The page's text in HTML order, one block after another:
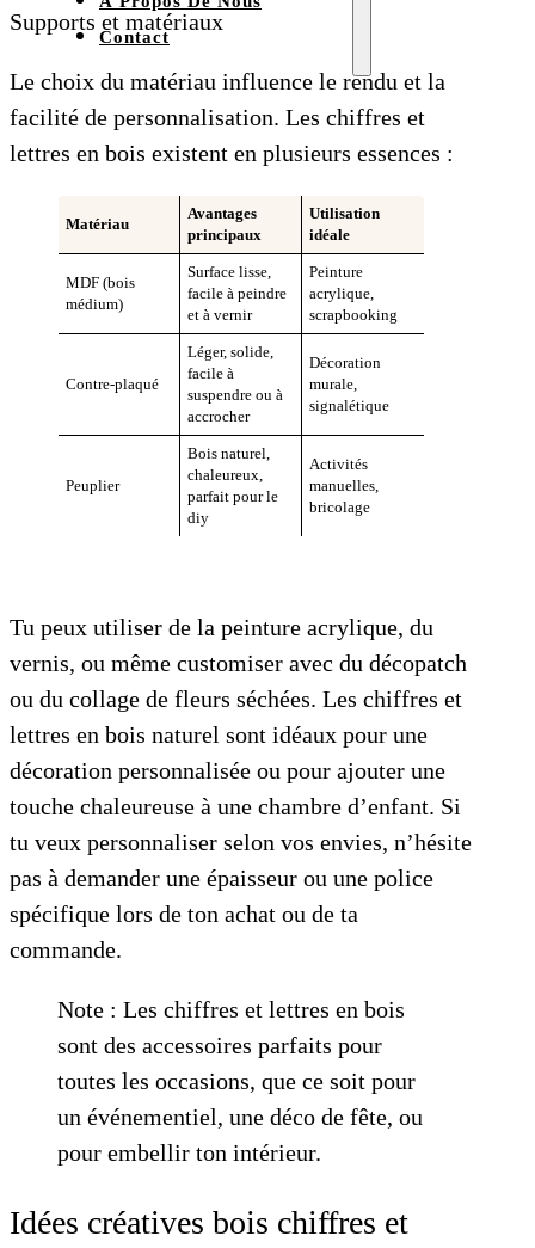
Contact
Supports et matériaux
Le choix du matériau influence le rendu et la
facilité de personnalisation. Les chiffres et
lettres en bois existent en plusieurs essences :
Matériau
Avantages
principaux
Utilisation
idéale
MDF (bois
médium)
Surface lisse,
facile à peindre
et à vernir
Peinture
acrylique,
scrapbooking
Contre-plaqué
Léger, solide,
facile à
suspendre ou à
accrocher
Décoration
murale,
signalétique
Peuplier
Bois naturel,
chaleureux,
parfait pour le
diy
Activités
manuelles,
bricolage
Tu peux utiliser de la peinture acrylique, du
vernis, ou même customiser avec du décopatch
ou du collage de fleurs séchées. Les chiffres et
lettres en bois naturel sont idéaux pour une
décoration personnalisée ou pour ajouter une
touche chaleureuse à une chambre d’enfant. Si
tu veux personnaliser selon vos envies, n’hésite
pas à demander une épaisseur ou une police
spécifique lors de ton achat ou de ta
commande.
Note : Les chiffres et lettres en bois
sont des accessoires parfaits pour
toutes les occasions, que ce soit pour
un événementiel, une déco de fête, ou
pour embellir ton intérieur.
Idées créatives bois chiffres et